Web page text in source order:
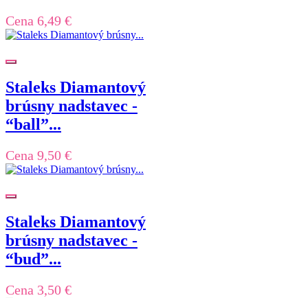
Cena 6,49 €
Staleks Diamantový
brúsny nadstavec -
“ball”...
Cena 9,50 €
Staleks Diamantový
brúsny nadstavec -
“bud”...
Cena 3,50 €